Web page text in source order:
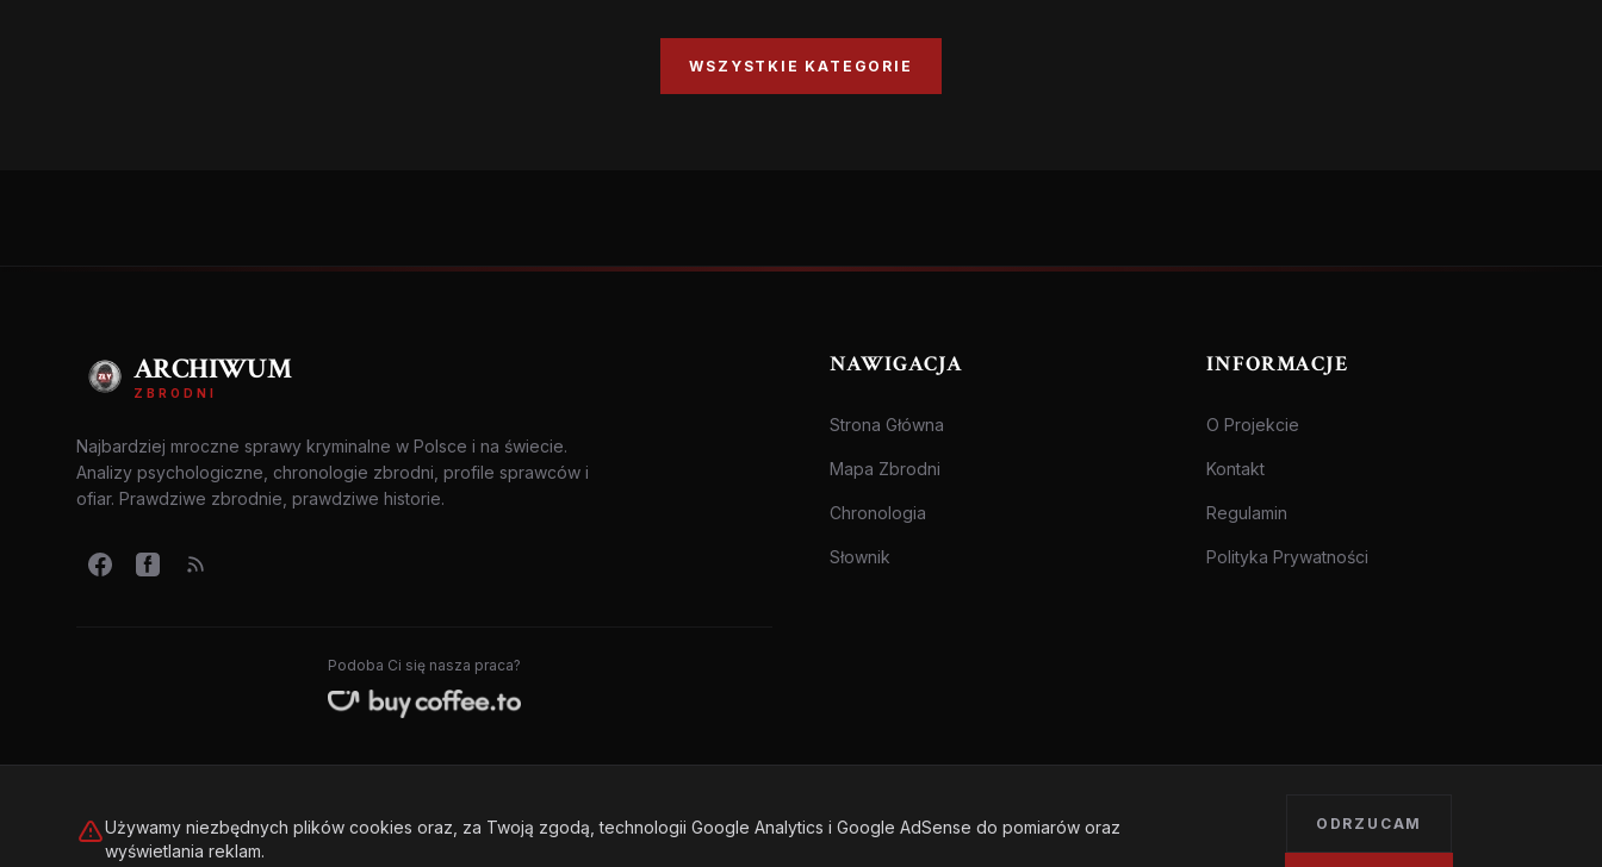
WSZYSTKIE KATEGORIE
ARCHIWUM
ZBRODNI
Najbardziej mroczne sprawy kryminalne w Polsce i na świecie.
Analizy psychologiczne, chronologie zbrodni, profile sprawców i
ofiar. Prawdziwe zbrodnie, prawdziwe historie.
Podoba Ci się nasza praca?
NAWIGACJA
Strona Główna
Mapa Zbrodni
Chronologia
Słownik
INFORMACJE
O Projekcie
Kontakt
Regulamin
Polityka Prywatności
© 2026 Archiwum Zbrodni - zly.com.pl. Wszelkie prawa zastrzeżone. Treści przeznaczone dla osób pełnoletnich.
Używamy niezbędnych plików cookies oraz, za Twoją zgodą, technologii Google Analytics i Google AdSense do pomiarów oraz
wyświetlania reklam.
ODRZUCAM